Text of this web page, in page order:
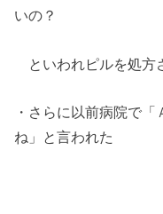
いの？
といわれピルを処方
・さらに以前病院で
ね」と言われた